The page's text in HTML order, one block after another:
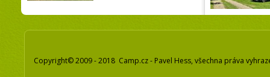
Copyright© 2009 - 2018 Camp.cz - Pavel Hess, všechna práva